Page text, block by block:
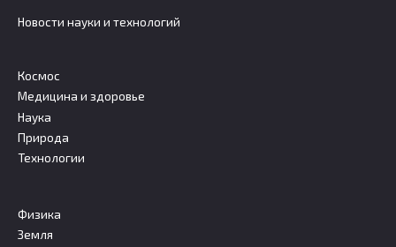
Новости науки и технологий
Космос
Медицина и здоровье
Наука
Природа
Технологии
Физика
Земля